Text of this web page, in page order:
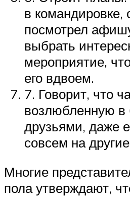
в командировке,
посмотрел
выбрать
мероприятие,
его вдвоем.
7. Говорит, что
возлюбленную в
друзьями, даже
совсем на
Многие
пола утверждают,